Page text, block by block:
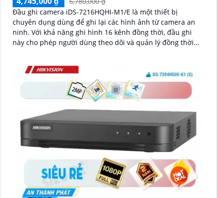
Đầu ghi camera iDS-7216HQHI-M1/E là một thiết bị
chuyên dụng dùng để ghi lại các hình ảnh từ camera an
ninh. Với khả năng ghi hình 16 kênh đồng thời, đầu ghi
này cho phép người dùng theo dõi và quản lý đồng thời